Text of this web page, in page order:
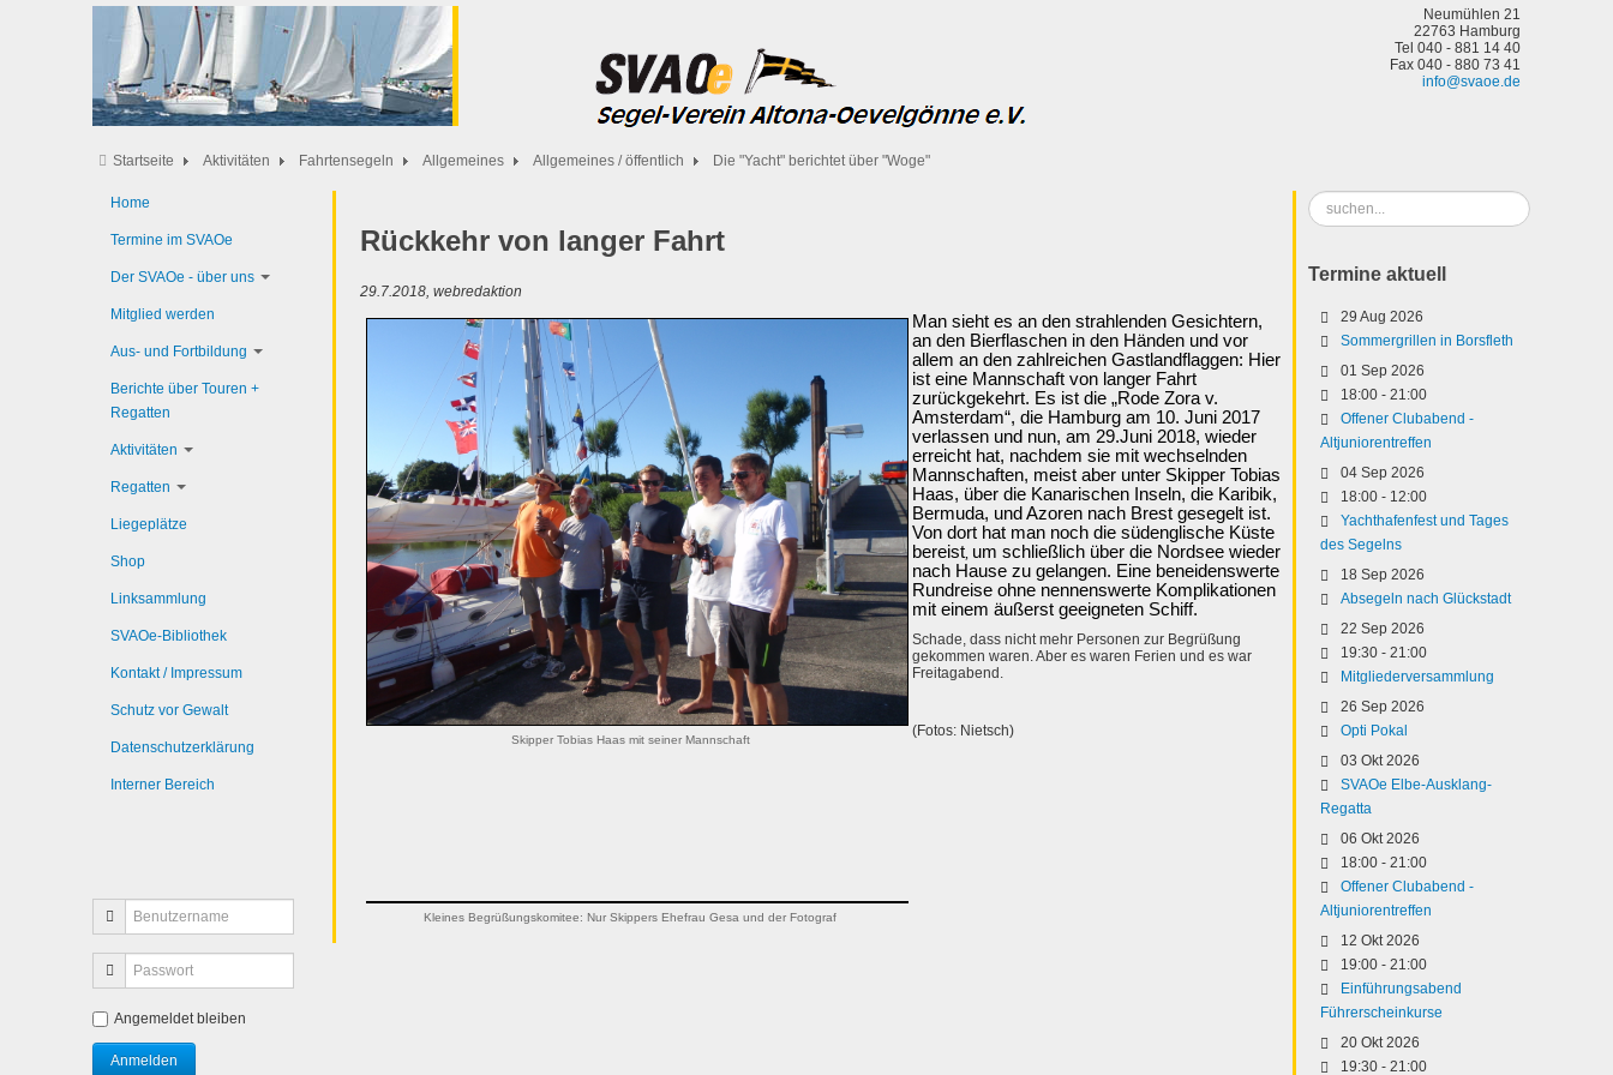
Neumühlen 21
22763 Hamburg
Tel 040 - 881 14 40
Fax 040 - 880 73 41
info@svaoe.de
Startseite Aktivitäten Fahrtensegeln Allgemeines Allgemeines / öffentlich Die "Yacht" berichtet über "Woge"
Rückkehr von langer Fahrt
29.7.2018, webredaktion
Skipper Tobias Haas mit seiner Mannschaft
Man sieht es an den strahlenden Gesichtern,
an den Bierflaschen in den Händen und vor
allem an den zahlreichen Gastlandflaggen: Hier
ist eine Mannschaft von langer Fahrt
zurückgekehrt. Es ist die „Rode Zora v.
Amsterdam“, die Hamburg am 10. Juni 2017
verlassen und nun, am 29.Juni 2018, wieder
erreicht hat, nachdem sie mit wechselnden
Mannschaften, meist aber unter Skipper Tobias
Haas, über die Kanarischen Inseln, die Karibik,
Bermuda, und Azoren nach Brest gesegelt ist.
Von dort hat man noch die südenglische Küste
bereist, um schließlich über die Nordsee wieder
nach Hause zu gelangen. Eine beneidenswerte
Rundreise ohne nennenswerte Komplikationen
mit einem äußerst geeigneten Schiff.
Schade, dass nicht mehr Personen zur Begrüßung
gekommen waren. Aber es waren Ferien und es war
Freitagabend.
(Fotos: Nietsch)
Kleines Begrüßungskomitee: Nur Skippers Ehefrau Gesa und der Fotograf
Home
Termine im SVAOe
Der SVAOe - über uns
Mitglied werden
Aus- und Fortbildung
Berichte über Touren +
Regatten
Aktivitäten
Regatten
Liegeplätze
Shop
Linksammlung
SVAOe-Bibliothek
Kontakt / Impressum
Schutz vor Gewalt
Datenschutzerklärung
Interner Bereich
Angemeldet bleiben
Suchen
...
Termine aktuell
29 Aug 2026
Sommergrillen in Borsfleth
01 Sep 2026
18:00 - 21:00
Offener Clubabend -
Altjuniorentreffen
04 Sep 2026
18:00 - 12:00
Yachthafenfest und Tages
des Segelns
18 Sep 2026
Absegeln nach Glückstadt
22 Sep 2026
19:30 - 21:00
Mitgliederversammlung
26 Sep 2026
Opti Pokal
03 Okt 2026
SVAOe Elbe-Ausklang-
Regatta
06 Okt 2026
18:00 - 21:00
Offener Clubabend -
Altjuniorentreffen
12 Okt 2026
19:00 - 21:00
Einführungsabend
Führerscheinkurse
20 Okt 2026
19:30 - 21:00